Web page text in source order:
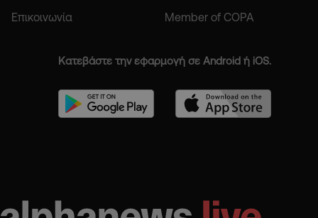
Επικοινωνία Member of COPA
Κατεβάστε την εφαρμογή σε Android ή iOS.